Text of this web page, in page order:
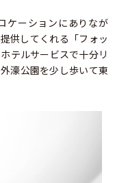
ケーションにありなが
供してくれる「フォッ
テルサービスで十分リ
濠公園を少し歩いて東